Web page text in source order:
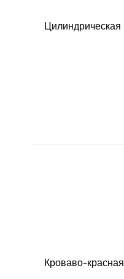
Цилиндрическая
Кроваво-красная